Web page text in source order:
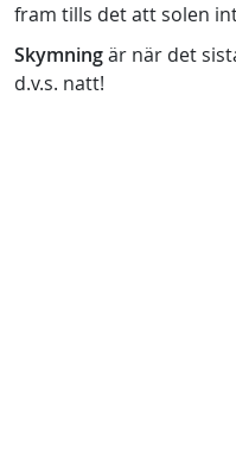
fram tills det att solen
Skymningär när det
d.v.s. natt!